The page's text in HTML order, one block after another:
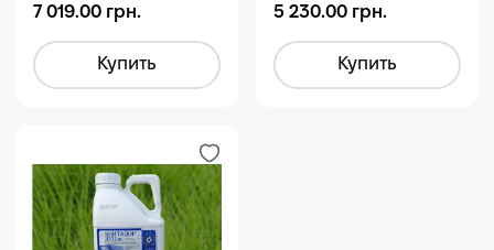
7 019.00 грн.
Купить
5 230.00 грн.
Купить